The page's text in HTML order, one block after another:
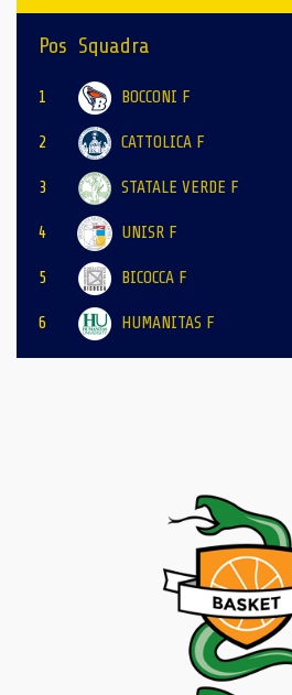
Pos Squadra
1 BOCCONI F
2 CATTOLICA F
3 STATALE VERDE F
4 UNISR F
5 BICOCCA F
6 HUMANITAS F